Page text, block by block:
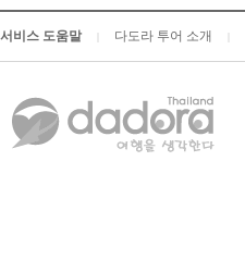
서비스 도움말 다도라 투어 소개